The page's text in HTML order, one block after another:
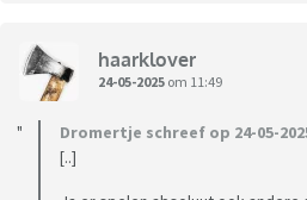
haarklover
24-05-2025 om 11:49
Dromertje schreef op 24-05-
[..]